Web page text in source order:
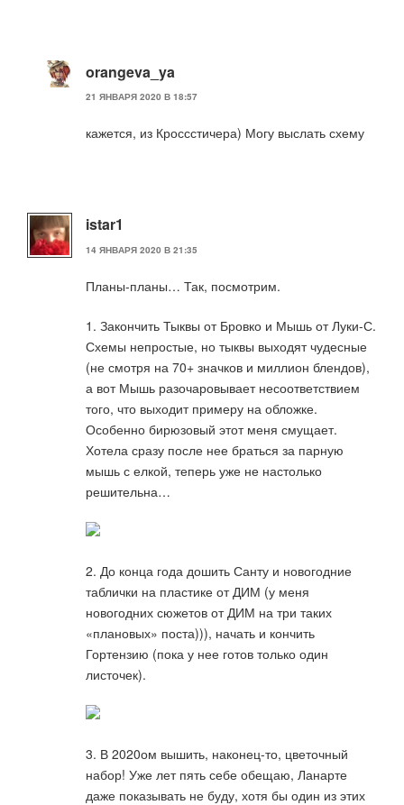
orangeva_ya
21 ЯНВАРЯ 2020 В 18:57
кажется, из Кроссстичера) Могу выслать схему
istar1
14 ЯНВАРЯ 2020 В 21:35
Планы-планы… Так, посмотрим.
1. Закончить Тыквы от Бровко и Мышь от Луки-С.
Схемы непростые, но тыквы выходят чудесные
(не смотря на 70+ значков и миллион блендов),
а вот Мышь разочаровывает несоответствием
того, что выходит примеру на обложке.
Особенно бирюзовый этот меня смущает.
Хотела сразу после нее браться за парную
мышь с елкой, теперь уже не настолько
решительна…
2. До конца года дошить Санту и новогодние
таблички на пластике от ДИМ (у меня
новогодних сюжетов от ДИМ на три таких
«плановых» поста))), начать и кончить
Гортензию (пока у нее готов только один
листочек).
3. В 2020ом вышить, наконец-то, цветочный
набор! Уже лет пять себе обещаю, Ланарте
даже показывать не буду, хотя бы один из этих